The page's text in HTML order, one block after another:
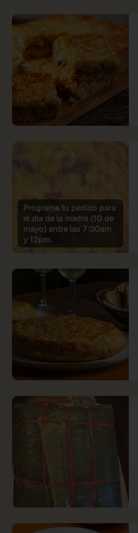
Programa tu pedido para
el dia de la madre (10 de
mayo) entre las 7:30am
y 12pm.